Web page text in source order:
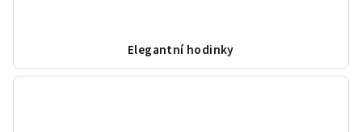
Elegantní hodinky